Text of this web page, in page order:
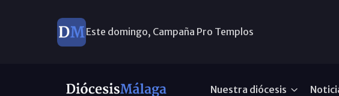
Este domingo, Campaña Pro Templos
Nuestra diócesis